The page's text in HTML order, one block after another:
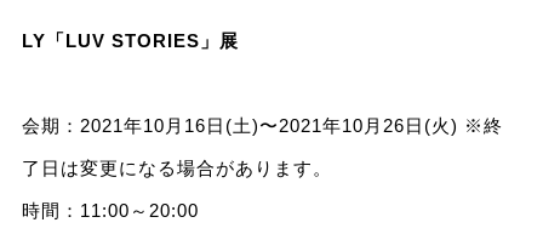
LY「LUV STORIES」展
会期：2021年10⽉16⽇(⼟)〜2021年10⽉26⽇(⽕) ※終
了⽇は変更になる場合があります。
時間：11:00～20:00